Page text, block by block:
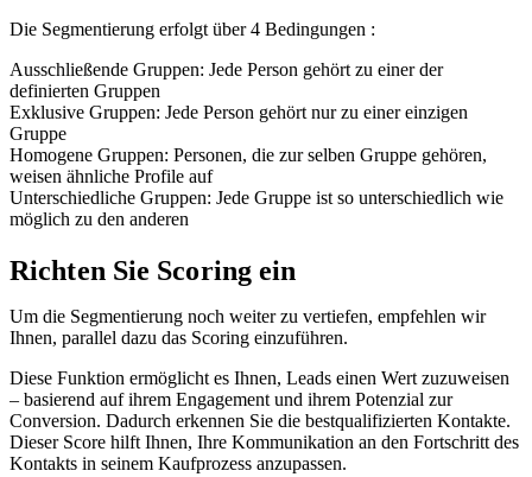
Die Segmentierung erfolgt über 4 Bedingungen :
Ausschließende Gruppen: Jede Person gehört zu einer der
definierten Gruppen
Exklusive Gruppen: Jede Person gehört nur zu einer einzigen
Gruppe
Homogene Gruppen: Personen, die zur selben Gruppe gehören,
weisen ähnliche Profile auf
Unterschiedliche Gruppen: Jede Gruppe ist so unterschiedlich wie
möglich zu den anderen
Richten Sie Scoring ein
Um die Segmentierung noch weiter zu vertiefen, empfehlen wir
Ihnen, parallel dazu das Scoring einzuführen.
Diese Funktion ermöglicht es Ihnen, Leads einen Wert zuzuweisen
– basierend auf ihrem Engagement und ihrem Potenzial zur
Conversion. Dadurch erkennen Sie die bestqualifizierten Kontakte.
Dieser Score hilft Ihnen, Ihre Kommunikation an den Fortschritt des
Kontakts in seinem Kaufprozess anzupassen.